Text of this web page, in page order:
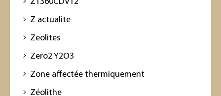
Z actualite
Zeolites
Zero2 Y2O3
Zone affectée thermiquement
Zéolithe